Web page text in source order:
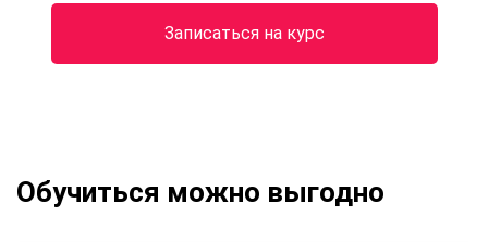
Записаться на курс
Обучиться можно выгодно